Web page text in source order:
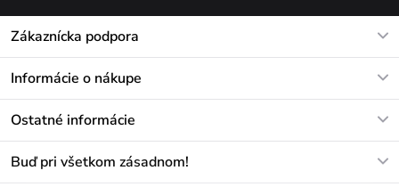
Zákaznícka podpora
info@vuch.sk
Informácie o nákupe
Materiály a údržba
Ostatné informácie
Buď pri všetkom zásadnom!